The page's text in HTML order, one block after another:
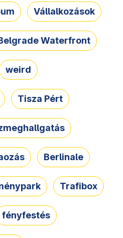
Vállalkozások
Waterfront
weird
Tisza Pért
Berlinale
Trafibox
fényfestés